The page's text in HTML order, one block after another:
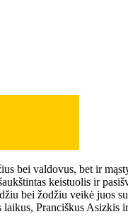
bei valdovus, bet ir
keistuolis ir
bei žodžiu veikė juos
Pranciškus Asizkis